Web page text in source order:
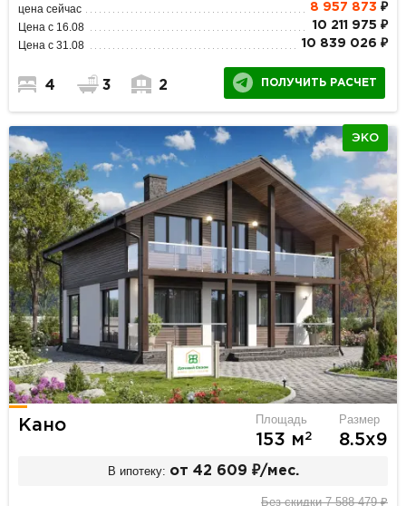
цена сейчас 8 957 873 ₽
Цена с 16.08 10 211 975 ₽
Цена с 31.08 10 839 026 ₽
4 3 2 ПОЛУЧИТЬ РАСЧЕТ
ЭКО
Кано Площадь
153 м2
Размер
8.5х9
В ипотеку: от 42 609 ₽/мес.
Без скидки 7 588 479 ₽